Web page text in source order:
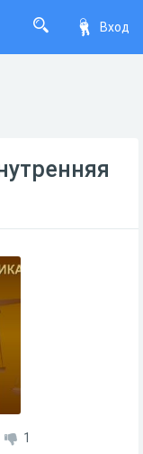
Вход
1